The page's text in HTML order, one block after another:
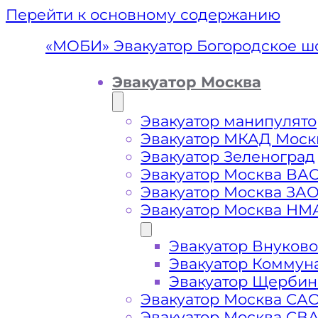
Перейти к основному содержанию
Эвакуатор
«МОБИ» Эвакуатор Богородское
Эвакуатор Москва
Эвакуатор
Эвакуатор МКАД
Эвакуатор Зеленоград
Эвакуатор Москва
Эвакуатор Москва
Эвакуатор Москва
Эвакуатор Внуково
Эвакуатор
Эвакуатор
Эвакуатор Москва